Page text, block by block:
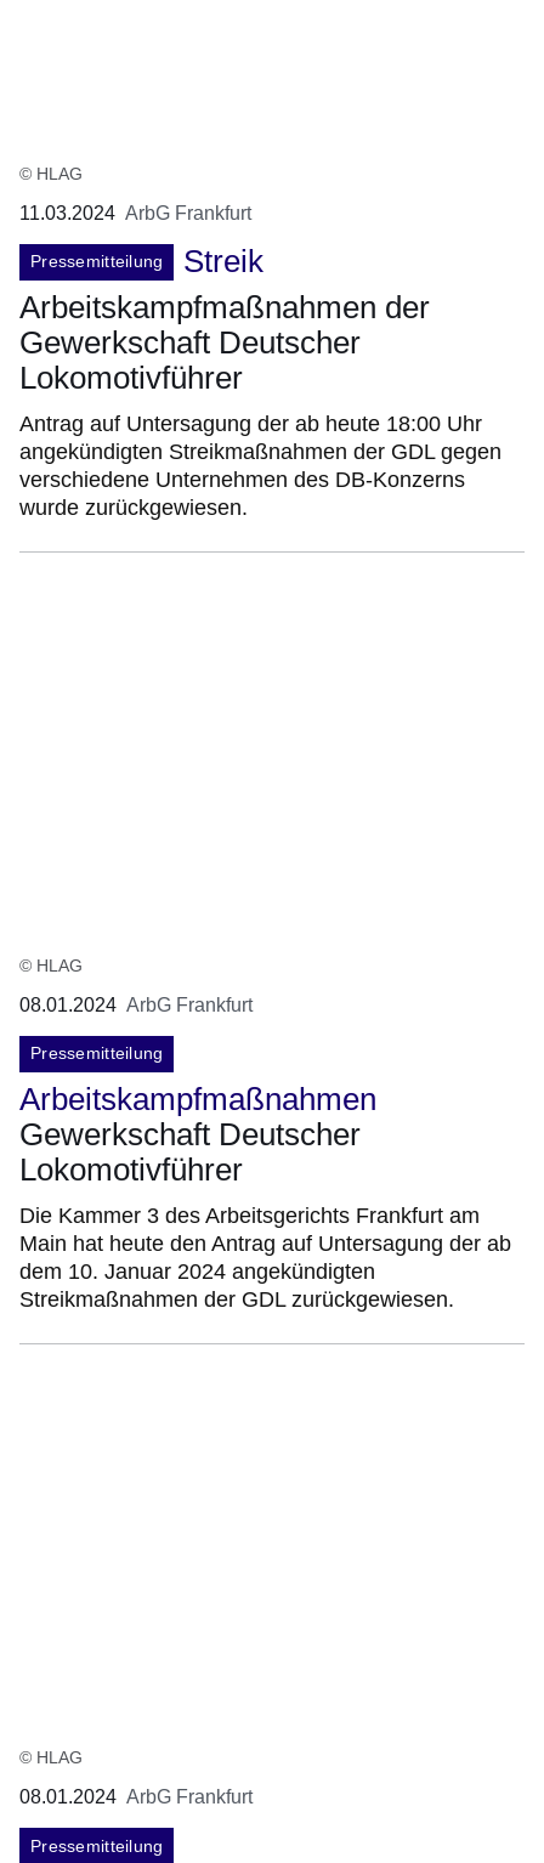
© HLAG
11.03.2024 ArbG Frankfurt
Pressemitteilung
Streik
Arbeitskampfmaßnahmen der
Gewerkschaft Deutscher
Lokomotivführer
Antrag auf Untersagung der ab heute 18:00 Uhr
angekündigten Streikmaßnahmen der GDL gegen
verschiedene Unternehmen des DB-Konzerns
wurde zurückgewiesen.
© HLAG
08.01.2024 ArbG Frankfurt
Pressemitteilung
Arbeitskampfmaßnahmen
Gewerkschaft Deutscher
Lokomotivführer
Die Kammer 3 des Arbeitsgerichts Frankfurt am
Main hat heute den Antrag auf Untersagung der ab
dem 10. Januar 2024 angekündigten
Streikmaßnahmen der GDL zurückgewiesen.
© HLAG
08.01.2024 ArbG Frankfurt
Pressemitteilung